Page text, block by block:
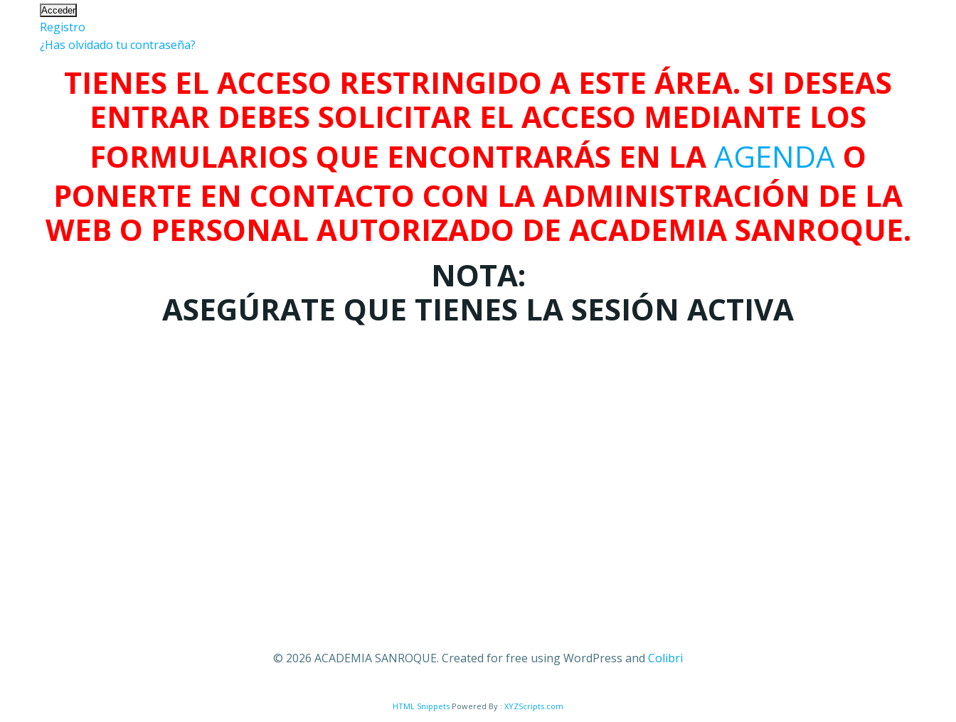
Registro
¿Has olvidado tu contraseña?
TIENES EL ACCESO RESTRINGIDO A ESTE ÁREA. SI DESEAS
ENTRAR DEBES SOLICITAR EL ACCESO MEDIANTE LOS
FORMULARIOS QUE ENCONTRARÁS EN LAAGENDA O
PONERTE EN CONTACTO CON LA ADMINISTRACIÓN DE LA
WEB O PERSONAL AUTORIZADO DE ACADEMIA SANROQUE.
NOTA:
ASEGÚRATE QUE TIENES LA SESIÓN ACTIVA
© 2026 ACADEMIA SANROQUE. Created for free using WordPress and Colibri
HTML Snippets Powered By : XYZScripts.com